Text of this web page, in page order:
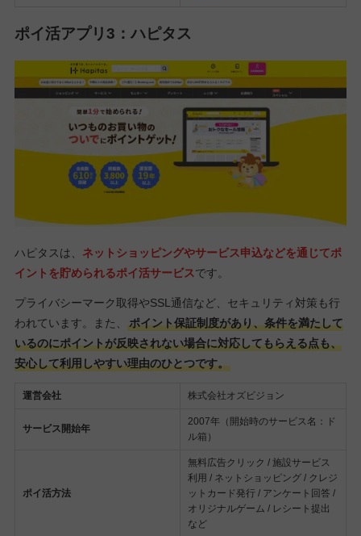
ポイ活アプリ3：ハピタス
ハピタスは、 ネットショッピングやサービス申込などを通じてポ
イントを貯められるポイ活サービスです。
プライバシーマーク取得やSSL通信など、セキュリティ対策も行
われています。また、
ポイント保証制度があり、条件を満たして
いるのにポイントが反映されない場合に対応してもらえる点も、
安心して利用しやすい理由のひとつです。
運営会社 株式会社オズビジョン
サービス開始年
2007年（開始時のサービス名：ド
ル箱）
ポイ活方法
無料広告クリック / 施設サービス
利用 / ネットショッピング / クレジ
ットカード発行 / アンケート回答 /
オリジナルゲーム / レシート提出
など